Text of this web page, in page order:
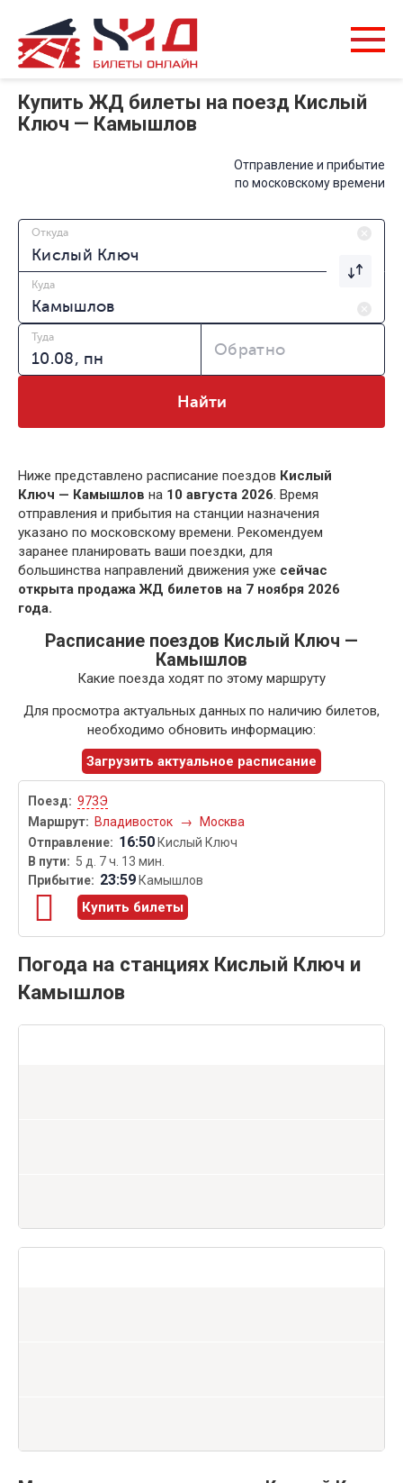
Купить ЖД билеты на поезд Кислый
Ключ — Камышлов
Отправление и прибытие
по московскому времени
Откуда
Куда
Туда
Обратно
Найти
Ниже представлено расписание поездов Кислый
Ключ — Камышлов на 10 августа 2026. Время
отправления и прибытия на станции назначения
указано по московскому времени. Рекомендуем
заранее планировать ваши поездки, для
большинства направлений движения уже сейчас
открыта продажа ЖД билетов на 7 ноября 2026
года.
Расписание поездов Кислый Ключ —
Камышлов
Какие поезда ходят по этому маршруту
Для просмотра актуальных данных по наличию билетов,
необходимо обновить информацию:
Загрузить актуальное расписание
973Э
Владивосток
→ Москва
16:50 Кислый Ключ
5 д. 7 ч. 13 мин.
23:59 Камышлов
Купить билеты
Погода на станциях Кислый Ключ и
Камышлов